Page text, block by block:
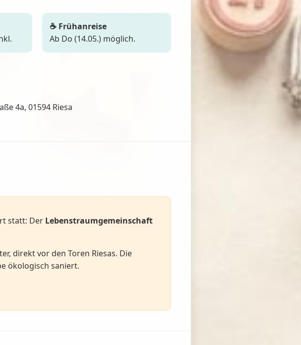
☕ Frühanreise
Ab Do (14.05.) möglich.
4a, 01594 Riesa
statt: Der Lebenstraumgemeinschaft
direkt vor den Toren Riesas. Die
ökologisch saniert.